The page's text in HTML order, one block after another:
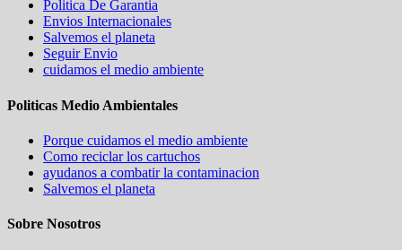
Politica De Garantia
Envios Internacionales
Salvemos el planeta
Seguir Envio
cuidamos el medio ambiente
Politicas Medio Ambientales
Porque cuidamos el medio ambiente
Como reciclar los cartuchos
ayudanos a combatir la contaminacion
Salvemos el planeta
Sobre Nosotros